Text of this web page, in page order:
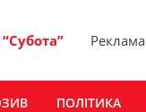
Реклама
ПОЛІТИКА